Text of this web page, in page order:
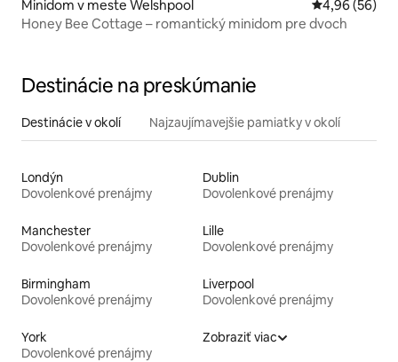
Minidom v meste Welshpool Priemerné
4,96 (56)
Honey Bee Cottage – romantický minidom pre dvoch
Destinácie na preskúmanie
Destinácie v okolí Najzaujímavejšie pamiatky v okolí
Londýn
Dovolenkové prenájmy
Dublin
Dovolenkové prenájmy
Manchester
Dovolenkové prenájmy
Lille
Dovolenkové prenájmy
Birmingham
Dovolenkové prenájmy
Liverpool
Dovolenkové prenájmy
York
Dovolenkové prenájmy
Zobraziť viac